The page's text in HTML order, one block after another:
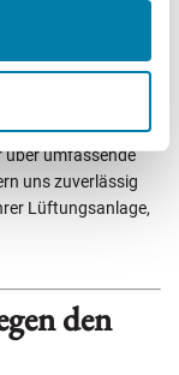
wenden Sie sich an
umfassende
uns zuverlässig
Lüftungsanlage,
den